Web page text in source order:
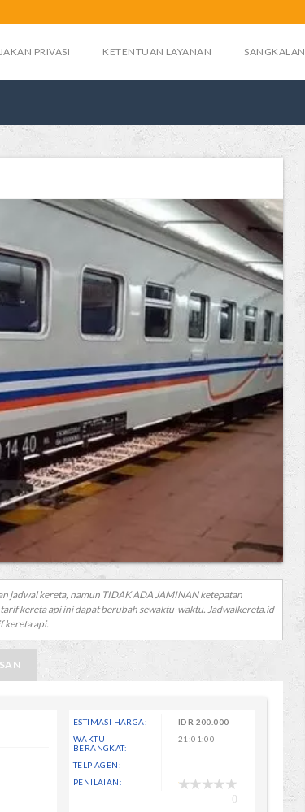
PRIVASI KETENTUAN LAYANAN SANGKALAN
jadwal kereta, namun TIDAK ADA JAMINAN ketepatan
kereta api ini dapat berubah sewaktu-waktu. Jadwalkereta.id
kereta api.
ESTIMASI HARGA: IDR 200.000
WAKTU
BERANGKAT:
21:01:00
TELP AGEN:
PENILAIAN:
0